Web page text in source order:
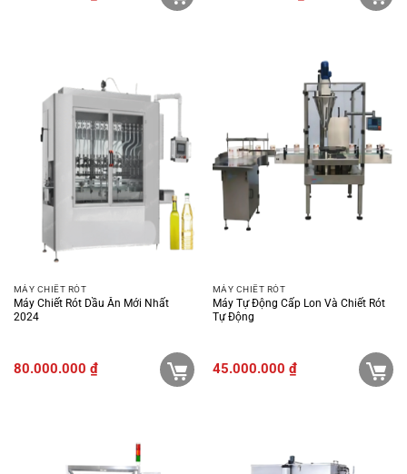
MÁY CHIẾT RÓT
Máy Chiết Rót Dầu Ăn Mới Nhất
2024
80.000.000 ₫
MÁY CHIẾT RÓT
Máy Tự Động Cấp Lon Và Chiết Rót
Tự Động
45.000.000 ₫